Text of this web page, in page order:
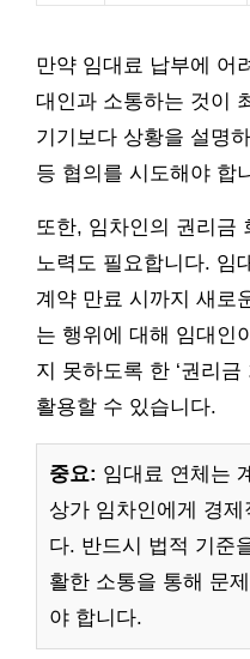
만약 임대료 납부에 어
대인과 소통하는 것이
기기보다 상황을 설명
등 협의를 시도해야 합
또한, 임차인의 권리금
노력도 필요합니다. 임
계약 만료 시까지 새로
는 행위에 대해 임대인
지 못하도록 한 ‘권리
활용할 수 있습니다.
중요: 임대료 연체는
상가 임차인에게 경
다. 반드시 법적 기준
활한 소통을 통해 문
야 합니다.